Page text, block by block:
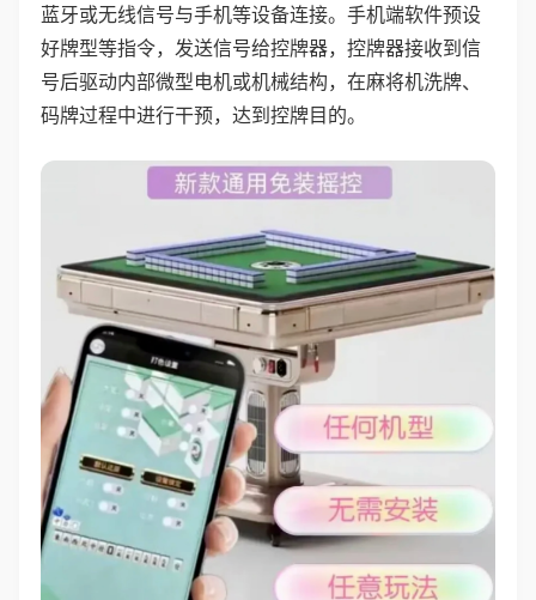
蓝牙或无线信号与手机等设备连接。手机端软件预设
好牌型等指令，发送信号给控牌器，控牌器接收到信
号后驱动内部微型电机或机械结构，在麻将机洗牌、
码牌过程中进行干预，达到控牌目的。